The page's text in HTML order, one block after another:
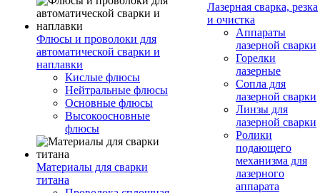
Флюсы и проволоки для
автоматической сварки и
наплавки
Кислые флюсы
Нейтральные флюсы
Основные флюсы
Высокоосновные
флюсы
Материалы для сварки
титана
Лазерная сварка, резка
и очистка
Аппараты
лазерной сварки
Горелки
лазерные
Сопла для
лазерной сварки
Линзы для
лазерной сварки
Ролики
подающего
механизма для
лазерного
аппарата